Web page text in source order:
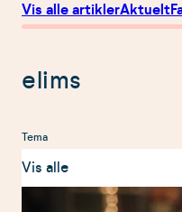
Vis alle artiklerAktuelt
elims
Tema
Vis alle